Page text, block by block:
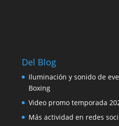
Del Blog
Iluminación y sonido de
Boxing
Video promo temporada
Más actividad en redes